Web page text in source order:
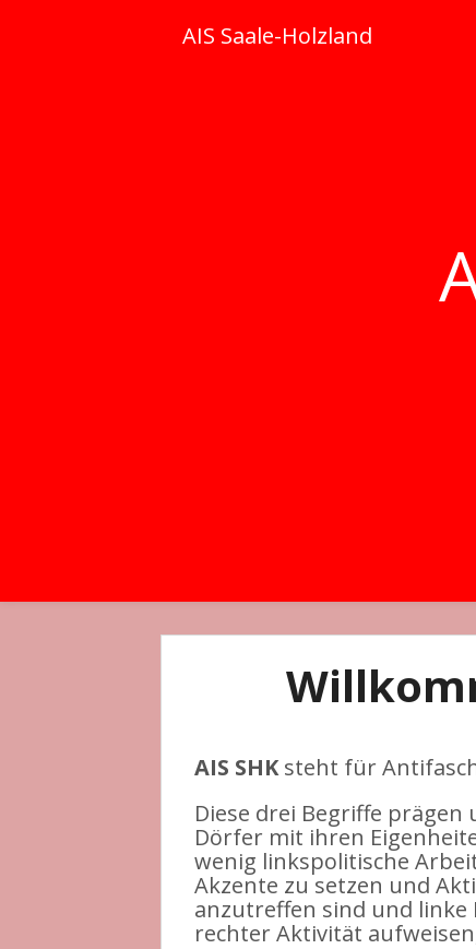
AIS Saale-Holzland
AIS SHKsteht für
Diese drei Begriffe
Dörfer mit ihren
wenig linkspolitische
Akzente zu setzen und
anzutreffen sind und linke
rechter Aktivität